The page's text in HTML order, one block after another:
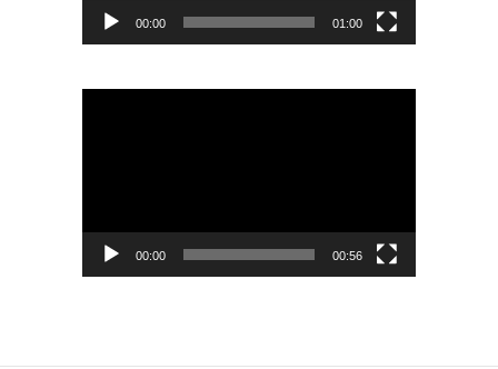
00:00 01:00
00:00 00:56